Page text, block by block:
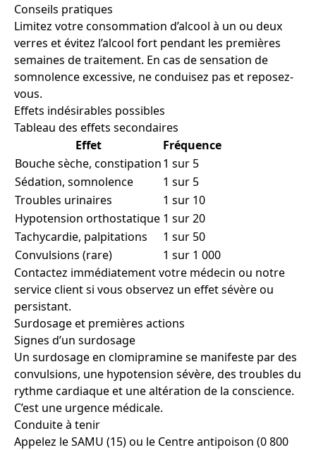
Conseils pratiques
Limitez votre consommation d’alcool à un ou deux
verres et évitez l’alcool fort pendant les premières
semaines de traitement. En cas de sensation de
somnolence excessive, ne conduisez pas et reposez-
vous.
Effets indésirables possibles
Tableau des effets secondaires
Effet
Fréquence
Bouche sèche, constipation1 sur 5
Sédation, somnolence
1 sur 5
Troubles urinaires
1 sur 10
Hypotension orthostatique 1 sur 20
Tachycardie, palpitations
1 sur 50
Convulsions (rare)
1 sur 1 000
Contactez immédiatement votre médecin ou notre
service client si vous observez un effet sévère ou
persistant.
Surdosage et premières actions
Signes d’un surdosage
Un surdosage en clomipramine se manifeste par des
convulsions, une hypotension sévère, des troubles du
rythme cardiaque et une altération de la conscience.
C’est une urgence médicale.
Conduite à tenir
Appelez le SAMU (15) ou le Centre antipoison (0 800